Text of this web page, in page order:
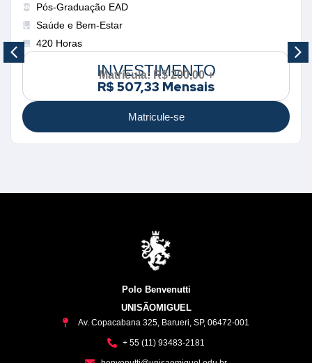
Pós-Graduação EAD
Saúde e Bem-Estar
420 Horas
Matricule-se
INVESTIMENTO
Matrícula: R$ 200,00 +
R$ 507,33 Mensais
Polo Benvenutti
UNISÃOMIGUEL
Av. Copacabana 325, Barueri, SP, 06472-001
+ 55 (11) 93483-2181